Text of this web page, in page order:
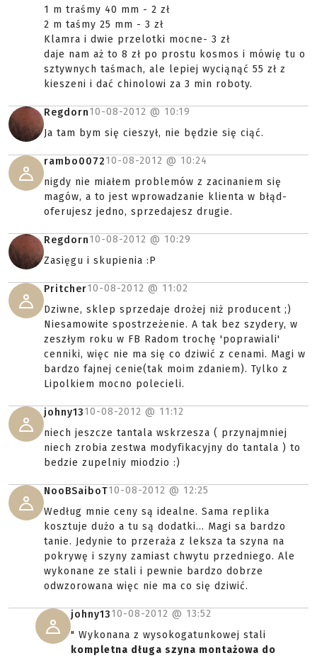
1 m traśmy 40 mm - 2 zł
2 m taśmy 25 mm - 3 zł
Klamra i dwie przelotki mocne- 3 zł
daje nam aż to 8 zł po prostu kosmos i mówię tu o
sztywnych taśmach, ale lepiej wyciąnąć 55 zł z
kieszeni i dać chinolowi za 3 min roboty.
Regdorn10-08-2012 @ 10:19
Ja tam bym się cieszył, nie będzie się ciąć.
rambo007210-08-2012 @ 10:24
nigdy nie miałem problemów z zacinaniem się
magów, a to jest wprowadzanie klienta w błąd-
oferujesz jedno, sprzedajesz drugie.
Regdorn10-08-2012 @ 10:29
Zasięgu i skupienia :P
Pritcher10-08-2012 @ 11:02
Dziwne, sklep sprzedaje drożej niż producent ;)
Niesamowite spostrzeżenie. A tak bez szydery, w
zeszłym roku w FB Radom trochę 'poprawiali'
cenniki, więc nie ma się co dziwić z cenami. Magi w
bardzo fajnej cenie(tak moim zdaniem). Tylko z
Lipolkiem mocno polecieli.
johny1310-08-2012 @ 11:12
niech jeszcze tantala wskrzesza ( przynajmniej
niech zrobia zestwa modyfikacyjny do tantala ) to
bedzie zupelniy miodzio :)
NooBSaiboT10-08-2012 @ 12:25
Według mnie ceny są idealne. Sama replika
kosztuje dużo a tu są dodatki... Magi sa bardzo
tanie. Jedynie to przeraża z leksza ta szyna na
pokrywę i szyny zamiast chwytu przedniego. Ale
wykonane ze stali i pewnie bardzo dobrze
odwzorowana więc nie ma co się dziwić.
johny1310-08-2012 @ 13:52
" Wykonana z wysokogatunkowej stali
kompletna długa szyna montażowa do